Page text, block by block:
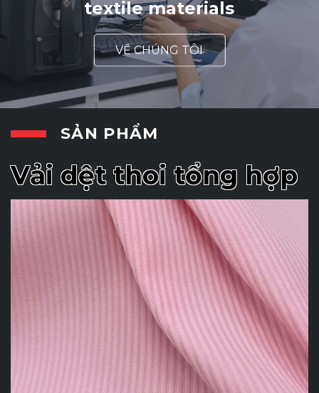
textile materials
VỀ CHÚNG TÔI
SẢN PHẨM
Vải dệt thoi tổng hợp